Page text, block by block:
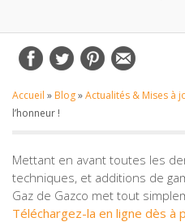
Accueil » Blog»Actualités & Mises à
l’honneur !
Mettant en avant toutes les
techniques, et additions de
Gaz de Gazco met tout
Téléchargez-la en ligne dès à